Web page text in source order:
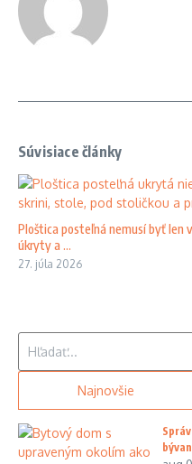
Súvisiace články
Ploštica posteľná nemusí byť len
úkryty a ...
27. júla 2026
Najnovšie